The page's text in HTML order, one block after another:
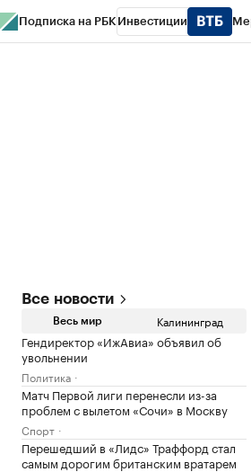
Подписка на РБК Инвестиции
Все новости
Весь мир Калининград
Гендиректор «ИжАвиа» объявил об
увольнении
Политика
Матч Первой лиги перенесли из-за
проблем с вылетом «Сочи» в Москву
Спорт
Перешедший в «Лидс» Траффорд стал
самым дорогим британским вратарем